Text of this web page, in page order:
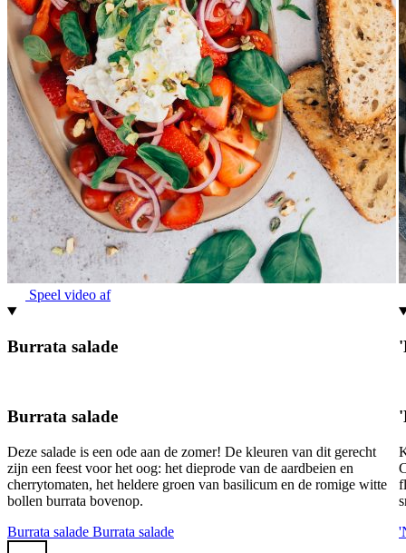
Speel video af
Burrata salade
Burrata salade
Deze salade is een ode aan de zomer! De kleuren van dit gerecht
zijn een feest voor het oog: het dieprode van de aardbeien en
cherrytomaten, het heldere groen van basilicum en de romige witte
bollen burrata bovenop.
Burrata salade Burrata salade